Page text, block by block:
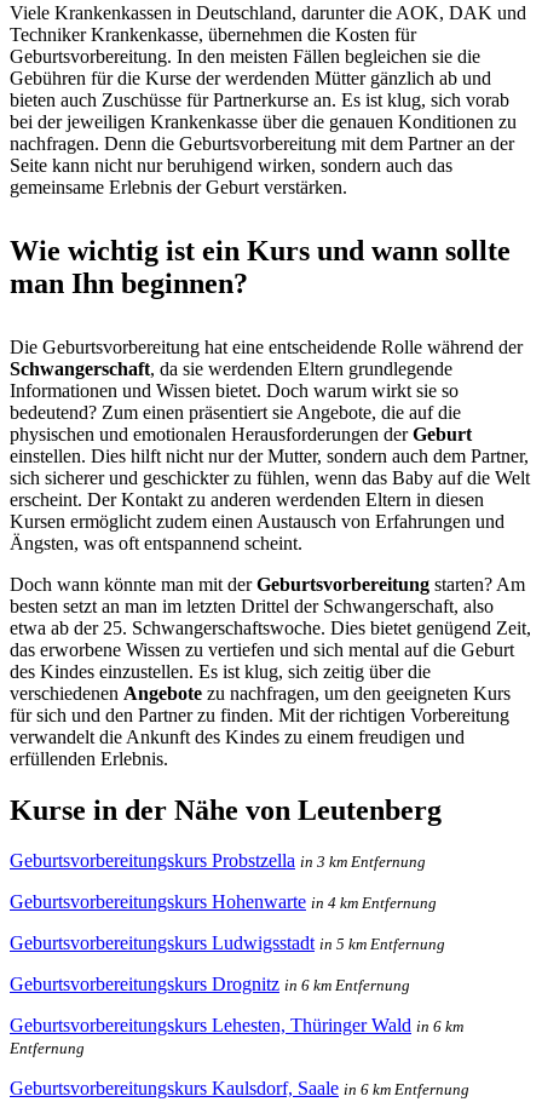
Viele Krankenkassen in Deutschland, darunter die AOK, DAK und
Techniker Krankenkasse, übernehmen die Kosten für
Geburtsvorbereitung. In den meisten Fällen begleichen sie die
Gebühren für die Kurse der werdenden Mütter gänzlich ab und
bieten auch Zuschüsse für Partnerkurse an. Es ist klug, sich vorab
bei der jeweiligen Krankenkasse über die genauen Konditionen zu
nachfragen. Denn die Geburtsvorbereitung mit dem Partner an der
Seite kann nicht nur beruhigend wirken, sondern auch das
gemeinsame Erlebnis der Geburt verstärken.
Wie wichtig ist ein Kurs und wann sollte
man Ihn beginnen?
Die Geburtsvorbereitung hat eine entscheidende Rolle während der
Schwangerschaft, da sie werdenden Eltern grundlegende
Informationen und Wissen bietet. Doch warum wirkt sie so
bedeutend? Zum einen präsentiert sie Angebote, die auf die
physischen und emotionalen Herausforderungen derGeburt
einstellen. Dies hilft nicht nur der Mutter, sondern auch dem Partner,
sich sicherer und geschickter zu fühlen, wenn das Baby auf die Welt
erscheint. Der Kontakt zu anderen werdenden Eltern in diesen
Kursen ermöglicht zudem einen Austausch von Erfahrungen und
Ängsten, was oft entspannend scheint.
Doch wann könnte man mit derGeburtsvorbereitung starten? Am
besten setzt an man im letzten Drittel der Schwangerschaft, also
etwa ab der 25. Schwangerschaftswoche. Dies bietet genügend Zeit,
das erworbene Wissen zu vertiefen und sich mental auf die Geburt
des Kindes einzustellen. Es ist klug, sich zeitig über die
verschiedenen Angebote zu nachfragen, um den geeigneten Kurs
für sich und den Partner zu finden. Mit der richtigen Vorbereitung
verwandelt die Ankunft des Kindes zu einem freudigen und
erfüllenden Erlebnis.
Kurse in der Nähe von Leutenberg
Geburtsvorbereitungskurs Probstzella in 3 km Entfernung
Geburtsvorbereitungskurs Hohenwarte in 4 km Entfernung
Geburtsvorbereitungskurs Ludwigsstadt in 5 km Entfernung
Geburtsvorbereitungskurs Drognitz in 6 km Entfernung
Geburtsvorbereitungskurs Lehesten, Thüringer Wald in 6 km
Entfernung
Geburtsvorbereitungskurs Kaulsdorf, Saale in 6 km Entfernung